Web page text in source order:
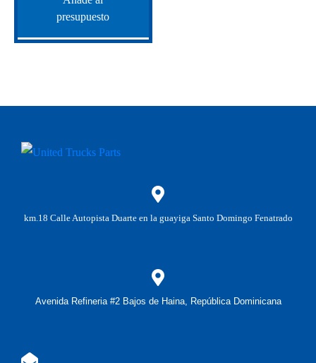
presupuesto
km.18 Calle Autopista Duarte en la guayiga Santo Domingo Fenatrado
Avenida Refineria #2 Bajos de Haina, República Dominicana